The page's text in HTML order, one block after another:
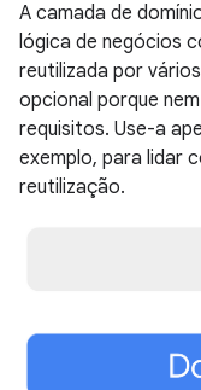
A camada de
lógica de negócios
reutilizada por
opcional porque
requisitos. Use-a
exemplo, para lidar
reutilização.